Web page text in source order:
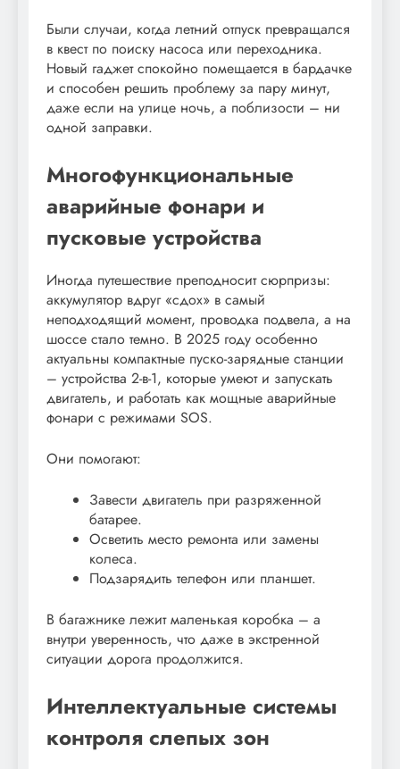
Были случаи, когда летний отпуск превращался
в квест по поиску насоса или переходника.
Новый гаджет спокойно помещается в бардачке
и способен решить проблему за пару минут,
даже если на улице ночь, а поблизости – ни
одной заправки.
Многофункциональные
аварийные фонари и
пусковые устройства
Иногда путешествие преподносит сюрпризы:
аккумулятор вдруг «сдох» в самый
неподходящий момент, проводка подвела, а на
шоссе стало темно. В 2025 году особенно
актуальны компактные пуско-зарядные станции
– устройства 2-в-1, которые умеют и запускать
двигатель, и работать как мощные аварийные
фонари с режимами SOS.
Они помогают:
Завести двигатель при разряженной
батарее.
Осветить место ремонта или замены
колеса.
Подзарядить телефон или планшет.
В багажнике лежит маленькая коробка – а
внутри уверенность, что даже в экстренной
ситуации дорога продолжится.
Интеллектуальные системы
контроля слепых зон